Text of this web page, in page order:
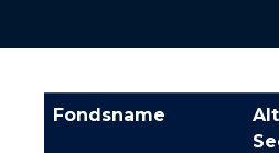
Fondsname